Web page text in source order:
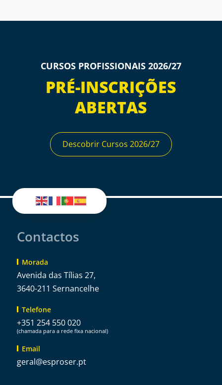
CURSOS PROFISSIONAIS 2026/27
PRÉ-INSCRIÇÕES
ABERTAS
Descobrir Cursos 2026/27
Contactos
Morada
Avenida das Tílias 27,
3640-211 Sernancelhe
Telefone
+351 254 550 020
(chamada para a rede fixa nacional)
Email
tp.resorpse
@lareg